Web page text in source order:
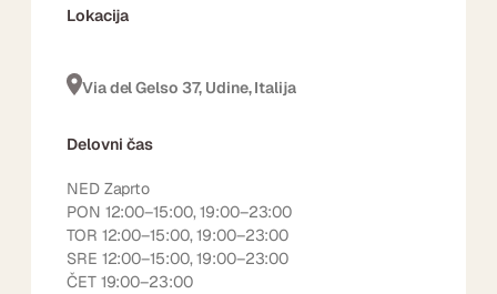
Lokacija
Via del Gelso 37, Udine, Italija
Delovni čas
NED Zaprto
PON 12:00–15:00, 19:00–23:00
TOR 12:00–15:00, 19:00–23:00
SRE 12:00–15:00, 19:00–23:00
ČET 19:00–23:00